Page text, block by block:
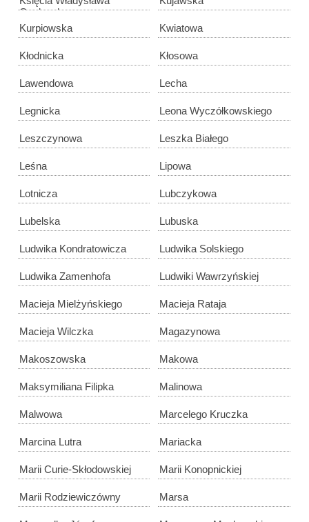
Opolczyka
Kurpiowska Kwiatowa
Kłodnicka Kłosowa
Lawendowa Lecha
Legnicka Leona Wyczółkowskiego
Leszczynowa Leszka Białego
Leśna Lipowa
Lotnicza Lubczykowa
Lubelska Lubuska
Ludwika Kondratowicza Ludwika Solskiego
Ludwika Zamenhofa Ludwiki Wawrzyńskiej
Macieja Mielżyńskiego Macieja Rataja
Macieja Wilczka Magazynowa
Makoszowska Makowa
Maksymiliana Filipka Malinowa
Malwowa Marcelego Kruczka
Marcina Lutra Mariacka
Marii Curie-Skłodowskiej Marii Konopnickiej
Marii Rodziewiczówny Marsa